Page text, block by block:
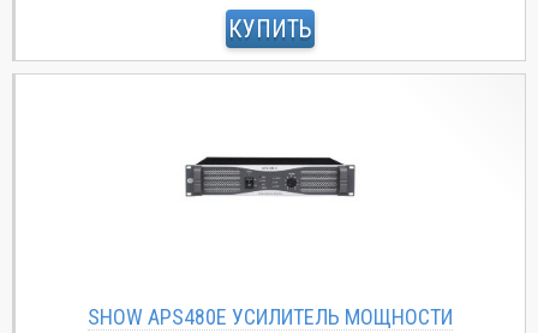
КУПИТЬ
SHOW APS480E УСИЛИТЕЛЬ МОЩНОСТИ